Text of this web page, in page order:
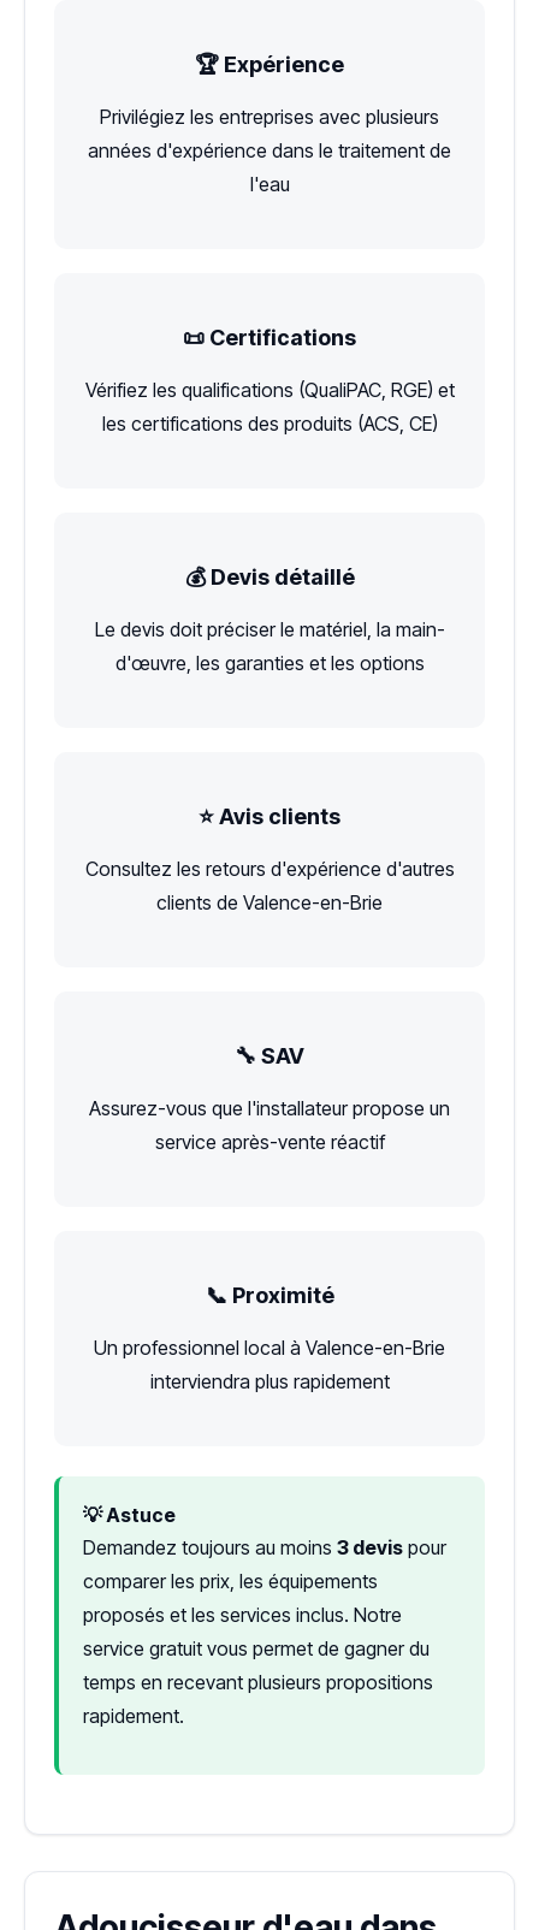
🏆 Expérience
Privilégiez les entreprises avec plusieurs
années d'expérience dans le traitement de
l'eau
📜 Certifications
Vérifiez les qualifications (QualiPAC, RGE) et
les certifications des produits (ACS, CE)
💰 Devis détaillé
Le devis doit préciser le matériel, la main-
d'œuvre, les garanties et les options
⭐ Avis clients
Consultez les retours d'expérience d'autres
clients de Valence-en-Brie
🔧 SAV
Assurez-vous que l'installateur propose un
service après-vente réactif
📞 Proximité
Un professionnel local à Valence-en-Brie
interviendra plus rapidement
💡 Astuce
Demandez toujours au moins 3 devis pour
comparer les prix, les équipements
proposés et les services inclus. Notre
service gratuit vous permet de gagner du
temps en recevant plusieurs propositions
rapidement.